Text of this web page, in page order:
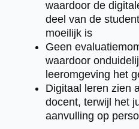
waardoor de
deel van de
moeilijk is
Geen
waardoor
leeromgeving het
Digitaal leren zien
docent, terwijl het
aanvulling op